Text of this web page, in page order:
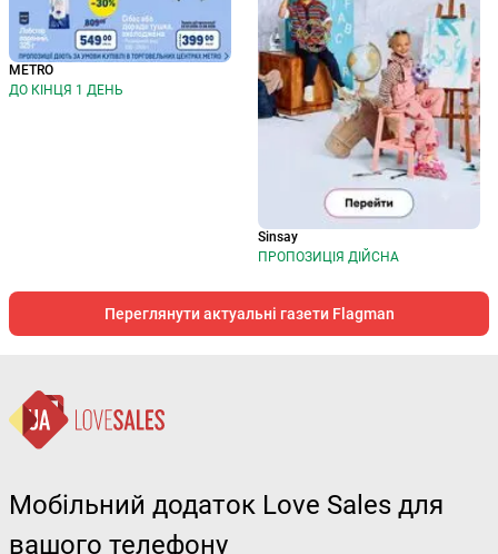
METRO
ДО КІНЦЯ 1 ДЕНЬ
Sinsay
ПРОПОЗИЦІЯ ДІЙСНА
Переглянути актуальні газети Flagman
Мобільний додаток Love Sales для
вашого телефону